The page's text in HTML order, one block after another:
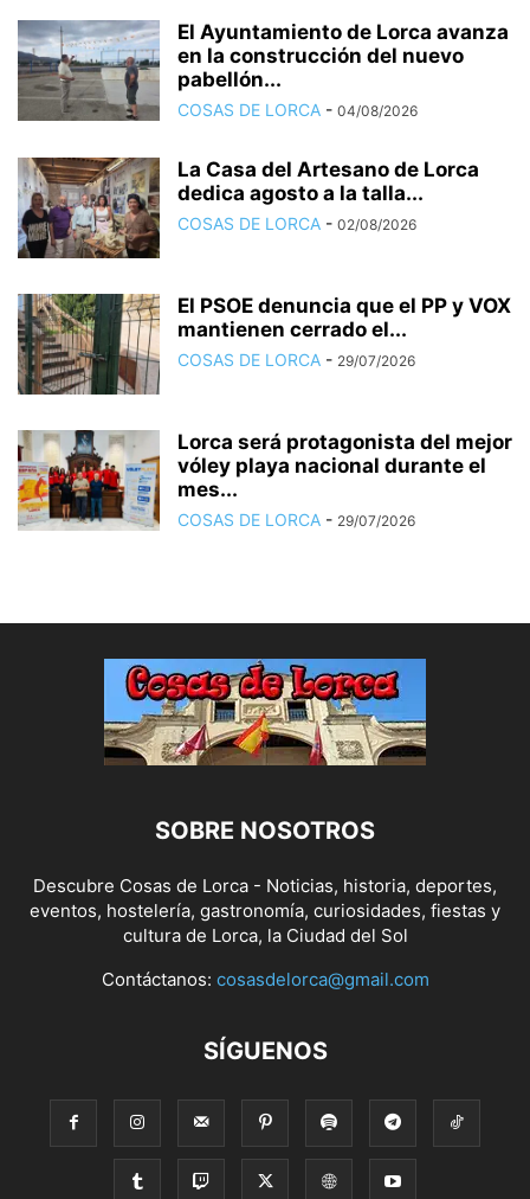
El Ayuntamiento de Lorca avanza
en la construcción del nuevo
pabellón...
COSAS DE LORCA - 04/08/2026
La Casa del Artesano de Lorca
dedica agosto a la talla...
COSAS DE LORCA - 02/08/2026
El PSOE denuncia que el PP y VOX
mantienen cerrado el...
COSAS DE LORCA - 29/07/2026
Lorca será protagonista del mejor
vóley playa nacional durante el
mes...
COSAS DE LORCA - 29/07/2026
SOBRE NOSOTROS
Descubre Cosas de Lorca - Noticias, historia, deportes,
eventos, hostelería, gastronomía, curiosidades, fiestas y
cultura de Lorca, la Ciudad del Sol
Contáctanos: cosasdelorca@gmail.com
SÍGUENOS